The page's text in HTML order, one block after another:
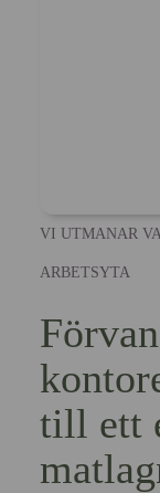
VI UTMANAR
ARBETSYTA
till ett